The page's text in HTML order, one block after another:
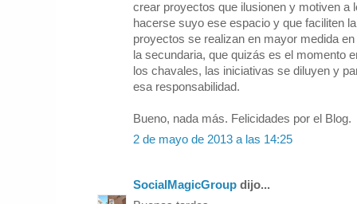
crear proyectos que ilusionen y motiven a
hacerse suyo ese espacio y que faciliten
proyectos se realizan en mayor medida
la secundaria, que quizás es el momento
los chavales, las iniciativas se diluyen y
esa responsabilidad.
Bueno, nada más. Felicidades por el Blog.
2 de mayo de 2013 a las 14:25
SocialMagicGroup dijo...